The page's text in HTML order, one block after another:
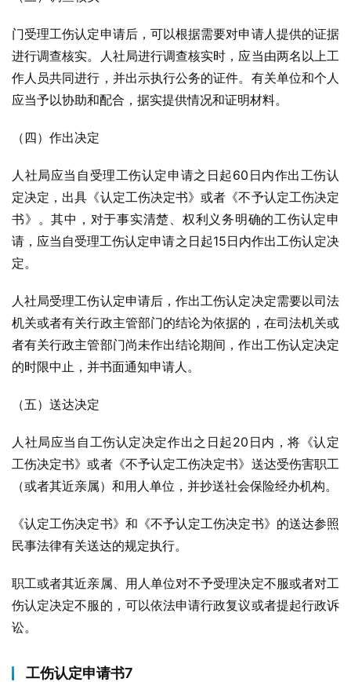
门受理工伤认定申请后，可以根据需要对申请人提供的证据
进行调查核实。人社局进行调查核实时，应当由两名以上工
作人员共同进行，并出示执行公务的证件。有关单位和个人
应当予以协助和配合，据实提供情况和证明材料。
（四）作出决定
人社局应当自受理工伤认定申请之日起60日内作出工伤认
定决定，出具《认定工伤决定书》或者《不予认定工伤决定
书》。其中，对于事实清楚、权利义务明确的工伤认定申
请，应当自受理工伤认定申请之日起15日内作出工伤认定决
定。
人社局受理工伤认定申请后，作出工伤认定决定需要以司法
机关或者有关行政主管部门的结论为依据的，在司法机关或
者有关行政主管部门尚未作出结论期间，作出工伤认定决定
的时限中止，并书面通知申请人。
（五）送达决定
人社局应当自工伤认定决定作出之日起20日内，将《认定
工伤决定书》或者《不予认定工伤决定书》送达受伤害职工
（或者其近亲属）和用人单位，并抄送社会保险经办机构。
《认定工伤决定书》和《不予认定工伤决定书》的送达参照
民事法律有关送达的规定执行。
职工或者其近亲属、用人单位对不予受理决定不服或者对工
伤认定决定不服的，可以依法申请行政复议或者提起行政诉
讼。
工伤认定申请书7